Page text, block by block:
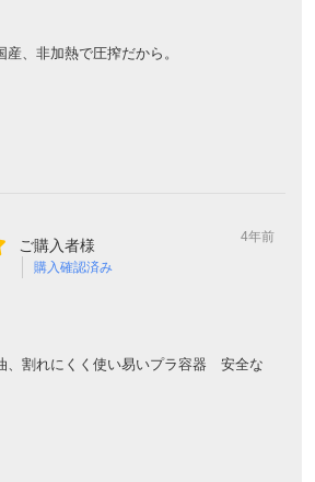
、非加熱で圧搾だから。
ご購入者様
購入確認済み
4年前
、割れにくく使い易いプラ容器 安全な